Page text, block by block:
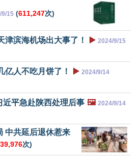
9/15 (611,247次)
津滨海机场出大事了！ ▶️ 2024/9/15
亿人不吃月饼了！ ▶️ 2024/9/14
平急赴陕西处理后事 🖼️ 2024/9/14
中共延后退休惹来
39,976次)